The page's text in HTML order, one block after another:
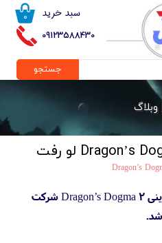
09123588430
۰ سبد خرید
جستجو
وبلاگ
Dragon’s
تاریخ انتشار بازی اکشن نقش‌آفرینی Dragon’s Dogma 2 شرکت